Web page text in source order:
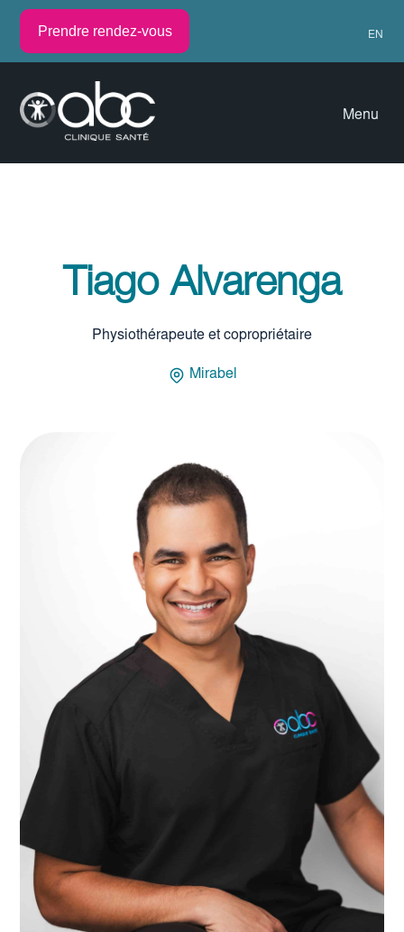
Prendre rendez-vous EN
Menu
Tiago Alvarenga
Physiothérapeute et copropriétaire
Mirabel